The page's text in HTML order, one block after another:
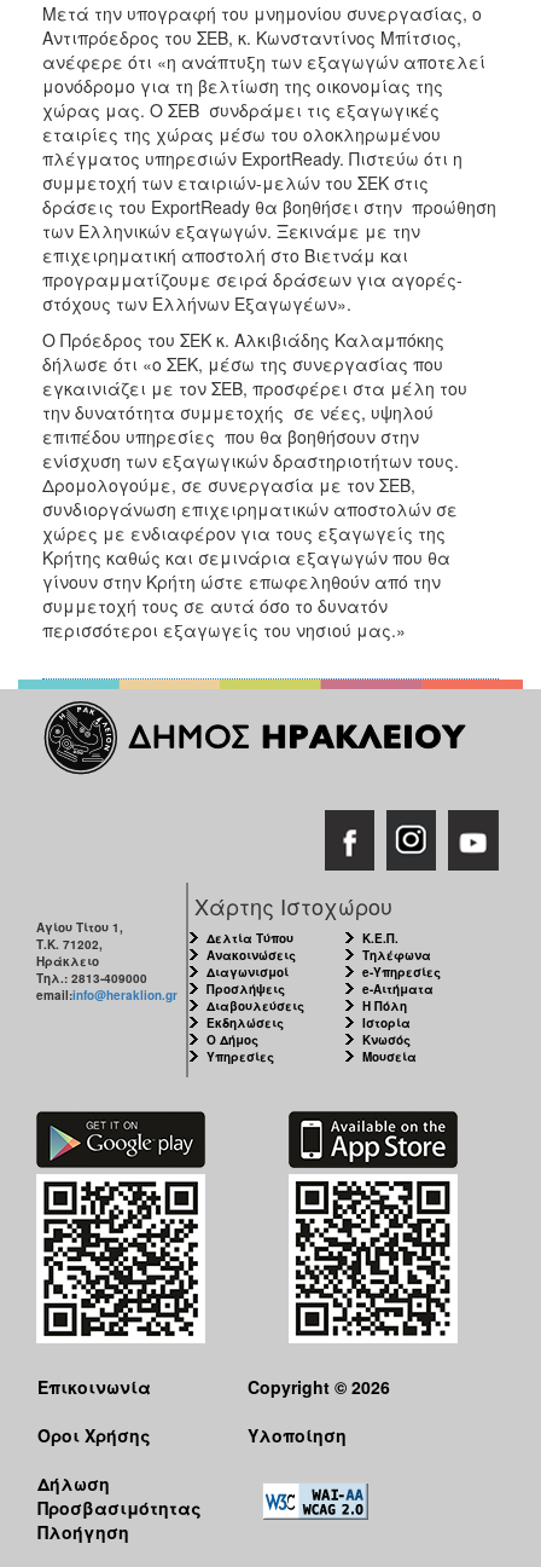
Μετά την υπογραφή του μνημονίου συνεργασίας, ο
Αντιπρόεδρος του ΣΕΒ, κ. Κωνσταντίνος Μπίτσιος,
ανέφερε ότι «η ανάπτυξη των εξαγωγών αποτελεί
μονόδρομο για τη βελτίωση της οικονομίας της
χώρας μας. Ο ΣΕΒ συνδράμει τις εξαγωγικές
εταιρίες της χώρας μέσω του ολοκληρωμένου
πλέγματος υπηρεσιών ExportReady. Πιστεύω ότι η
συμμετοχή των εταιριών-μελών του ΣΕΚ στις
δράσεις του ExportReady θα βοηθήσει στην προώθηση
των Ελληνικών εξαγωγών. Ξεκινάμε με την
επιχειρηματική αποστολή στο Βιετνάμ και
προγραμματίζουμε σειρά δράσεων για αγορές-
στόχους των Ελλήνων Εξαγωγέων».
Ο Πρόεδρος του ΣΕΚ κ. Αλκιβιάδης Καλαμπόκης
δήλωσε ότι «ο ΣΕΚ, μέσω της συνεργασίας που
εγκαινιάζει με τον ΣΕΒ, προσφέρει στα μέλη του
την δυνατότητα συμμετοχής σε νέες, υψηλού
επιπέδου υπηρεσίες που θα βοηθήσουν στην
ενίσχυση των εξαγωγικών δραστηριοτήτων τους.
Δρομολογούμε, σε συνεργασία με τον ΣΕΒ,
συνδιοργάνωση επιχειρηματικών αποστολών σε
χώρες με ενδιαφέρον για τους εξαγωγείς της
Κρήτης καθώς και σεμινάρια εξαγωγών που θα
γίνουν στην Κρήτη ώστε επωφεληθούν από την
συμμετοχή τους σε αυτά όσο το δυνατόν
περισσότεροι εξαγωγείς του νησιού μας.»
Αγίου Τίτου 1,
Τ.Κ. 71202,
Ηράκλειο
Τηλ.: 2813-409000
email:info@heraklion.gr
Χάρτης Ιστοχώρου
Δελτία Τύπου
Ανακοινώσεις
Διαγωνισμοί
Προσλήψεις
Διαβουλεύσεις
Εκδηλώσεις
Ο Δήμος
Υπηρεσίες
Κ.Ε.Π.
Τηλέφωνα
e-Υπηρεσίες
e-Αιτήματα
Η Πόλη
Ιστορία
Κνωσός
Μουσεία
Επικοινωνία
Όροι Χρήσης
Δήλωση
Προσβασιμότητας
Πλοήγηση
Copyright © 2026
Υλοποίηση